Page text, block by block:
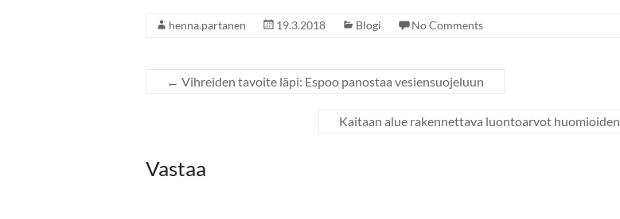
henna.partanen 19.3.2018 Blogi No Comments
← Vihreiden tavoite läpi: Espoo panostaa vesiensuojeluun
Kaitaan alue rakennettava luontoarvot huomioiden
Vastaa